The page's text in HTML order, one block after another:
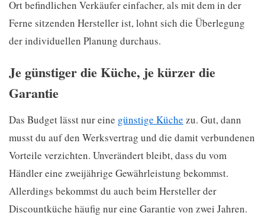
Ort befindlichen Verkäufer einfacher, als mit dem in der
Ferne sitzenden Hersteller ist, lohnt sich die Überlegung
der individuellen Planung durchaus.
Je günstiger die Küche, je kürzer die
Garantie
Das Budget lässt nur eine günstige Küche zu. Gut, dann
musst du auf den Werksvertrag und die damit verbundenen
Vorteile verzichten. Unverändert bleibt, dass du vom
Händler eine zweijährige Gewährleistung bekommst.
Allerdings bekommst du auch beim Hersteller der
Discountküche häufig nur eine Garantie von zwei Jahren.